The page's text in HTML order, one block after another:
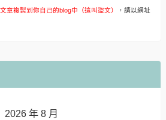
章複製到你自己的blog中（這叫盜文） ，請以網址
2026 年 8 月